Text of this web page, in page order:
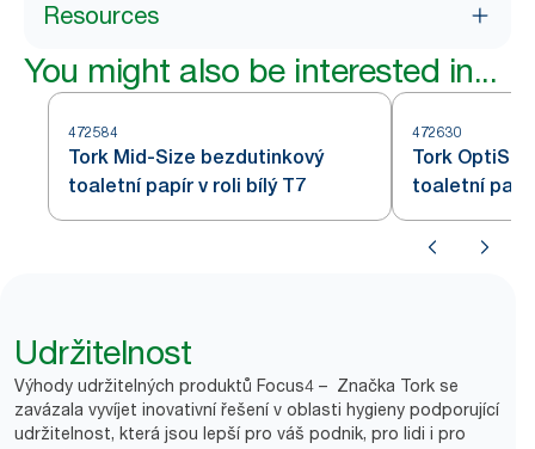
Resources
You might also be interested in...
472584
Tork Mid-Size bezdutinkový
toaletní papír v roli bílý T7
472630
Tork
toaletní
Udržitelnost
Výhody udržitelných produktů Focus4 – Značka Tork se
zavázala vyvíjet inovativní řešení v oblasti hygieny podporující
udržitelnost, která jsou lepší pro váš podnik, pro lidi i pro